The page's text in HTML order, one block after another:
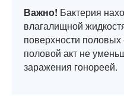
Важно! Бактерия
влагалищной
поверхности
половой акт не
заражения гонореей.